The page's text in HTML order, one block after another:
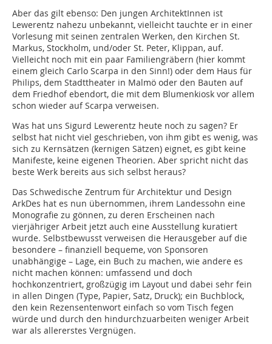
Aber das gilt ebenso: Den jungen ArchitektInnen ist
Lewerentz nahezu unbekannt, vielleicht tauchte er in einer
Vorlesung mit seinen zentralen Werken, den Kirchen St.
Markus, Stockholm, und/oder St. Peter, Klippan, auf.
Vielleicht noch mit ein paar Familiengräbern (hier kommt
einem gleich Carlo Scarpa in den Sinn!) oder dem Haus für
Philips, dem Stadttheater in Malmö oder den Bauten auf
dem Friedhof ebendort, die mit dem Blumenkiosk vor allem
schon wieder auf Scarpa verweisen.
Was hat uns Sigurd Lewerentz heute noch zu sagen? Er
selbst hat nicht viel geschrieben, von ihm gibt es wenig, was
sich zu Kernsätzen (kernigen Sätzen) eignet, es gibt keine
Manifeste, keine eigenen Theo­rien. Aber spricht nicht das
beste Werk bereits aus sich selbst heraus?
Das Schwedische Zentrum für Architektur und Design
ArkDes hat es nun übernommen, ihrem Landessohn eine
Monografie zu gönnen, zu deren Erscheinen nach
vierjähriger Arbeit jetzt auch eine Ausstellung kuratiert
wurde. Selbstbewusst verweisen die Herausgeber auf die
besondere – finanziell bequeme, von Sponsoren
unabhängige – Lage, ein Buch zu machen, wie andere es
nicht machen können: umfassend und doch
hochkonzentriert, großzügig im Layout und dabei sehr fein
in allen Dingen (Type, Papier, Satz, Druck); ein Buchblock,
den kein Rezensentenwort einfach so vom Tisch fegen
würde und durch den hindurchzuarbeiten weniger Arbeit
war als allererstes Vergnügen.